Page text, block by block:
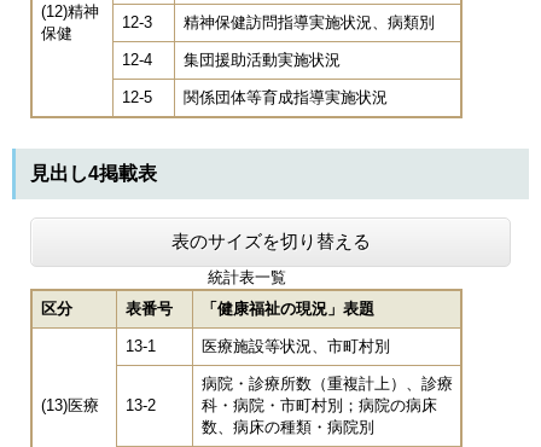
(12)精神
保健
12-3 精神保健訪問指導実施状況、病類別
12-4 集団援助活動実施状況
12-5 関係団体等育成指導実施状況
見出し4掲載表
表のサイズを切り替える
統計表一覧
区分
表番号 「健康福祉の現況」表題
(13)医療
13-1 医療施設等状況、市町村別
13-2
病院・診療所数（重複計上）、診療
科・病院・市町村別；病院の病床
数、病床の種類・病院別